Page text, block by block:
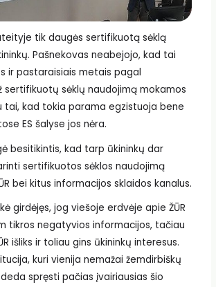
tik daugės sertifikuotą sėklą
Pašnekovas neabejojo, kad tai
ir pastaraisiais metais pagal
sertifikuotų sėklų naudojimą mokamos
tai, kad tokia parama egzistuoja bene
ES šalyse jos nėra.
besitikintis, kad tarp ūkininkų dar
sertifikuotos sėklos naudojimą
bei kitus informacijos sklaidos kanalus.
girdėjęs, jog viešoje erdvėje apie ŽŪR
tikros negatyvios informacijos, tačiau
išliks ir toliau gins ūkininkų interesus.
kuri vienija nemažai žemdirbiškų
spręsti pačias įvairiausias šio